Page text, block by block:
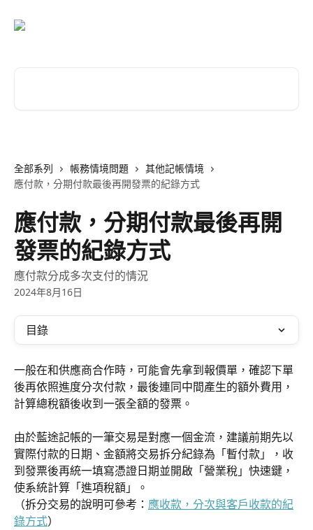
全部系列 帳務情境問題
其他記帳情境
應付款，分期付款最後再開發票的紀錄方式
應付款，分期付款最後再開
發票的紀錄方式
應付款分成多次支付的情況
2024年8月16日
目錄
一般在和供應商合作時，可能會先拿到報價單，確認下單
後再依照進度分次付款，最後連同中間產生的額外費用，
計算總稅額後收到一張全額的發票。
由於藍途記帳的一筆交易是對應一個金流，建議前期先以
實際付款的日期、金額將交易拆分紀錄為「暫付款」，收
到發票後再統一填寫憑證日期並開啟「營業稅」快速鍵，
使系統計算「進項稅額」。
（拆分交易的說明可參考： 應收款，分次與客戶收款的紀
錄方式）